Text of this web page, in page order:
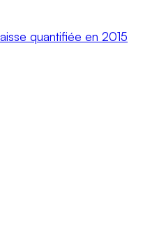
quantifiée en 2015